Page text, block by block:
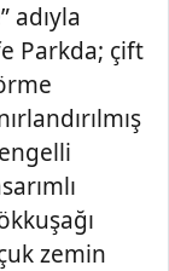
adıyla
Parkda; çift
zemin